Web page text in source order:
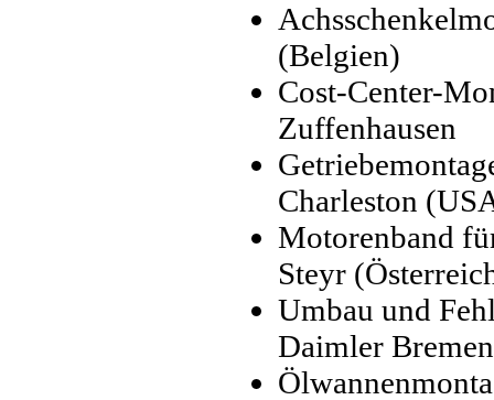
(Belgien)
Cost-Center-
Zuffenhausen
Charleston
Motorenband
Steyr
Umbau und
Daimler Bremen